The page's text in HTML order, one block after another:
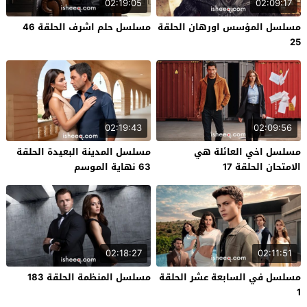
مسلسل المؤسس اورهان الحلقة
25
مسلسل حلم اشرف الحلقة 46
02:09:56
مسلسل اخي العائلة هي
الامتحان الحلقة 17
02:19:43
مسلسل المدينة البعيدة الحلقة
63 نهاية الموسم
02:11:51
مسلسل في السابعة عشر الحلقة
1
02:18:27
مسلسل المنظمة الحلقة 183